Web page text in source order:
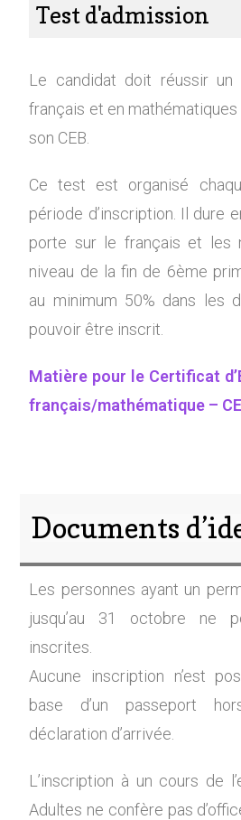
Test d'admission
Le candidat doit réussir
français et en mathématiques
son CEB.
Ce test est organisé
période d’inscription. Il dure
porte sur le français et les
niveau de la fin de 6ème
au minimum 50% dans les
pouvoir être inscrit.
Matière pour le Certificat
français/mathématique –
Documents
Les personnes ayant un
jusqu’au 31 octobre ne
inscrites.
Aucune inscription n’est
base d’un passeport
déclaration d’arrivée.
L’inscription à un cours de
Adultes ne confère pas